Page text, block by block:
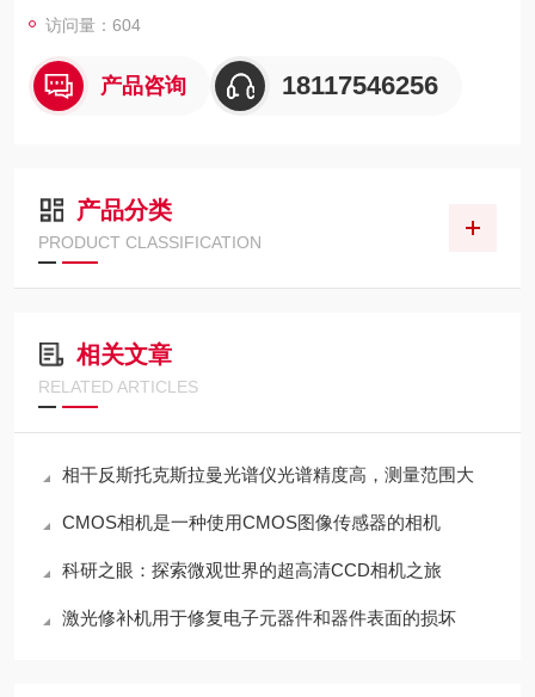
访问量：604
产品咨询 18117546256
产品分类
PRODUCT CLASSIFICATION
相关文章
RELATED ARTICLES
相干反斯托克斯拉曼光谱仪光谱精度高，测量范围大
CMOS相机是一种使用CMOS图像传感器的相机
科研之眼：探索微观世界的超高清CCD相机之旅
激光修补机用于修复电子元器件和器件表面的损坏